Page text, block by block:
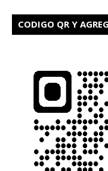
CODIGO QR Y